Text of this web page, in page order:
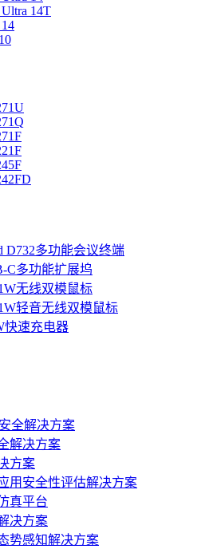
14T
D732多功能会议终端
C多功能扩展坞
无线双模鼠标
轻音无线双模鼠标
快速充电器
全解决方案
解决方案
方案
用安全性评估解决方案
真平台
决方案
势感知解决方案